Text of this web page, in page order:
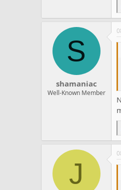
i
r
S
shamaniac
Well-Known Member
J